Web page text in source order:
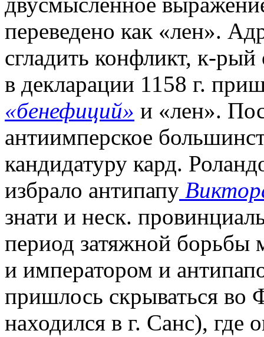
переведено как «лен».
сгладить конфликт, к-
в декларации 1158 г.
«бенефиций» и «лен».
антиимперское
кандидатуру кард.
избрало антипапу
знати и неск.
период затяжной борьбы
и императором и
пришлось скрываться во
находился в г. Санс), где